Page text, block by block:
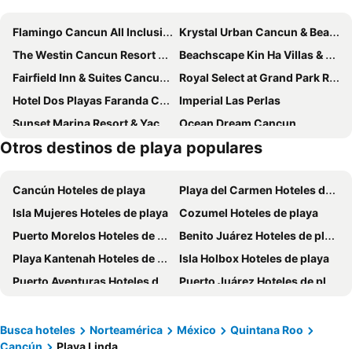
Flamingo Cancun All Inclusive
Krystal Urban Cancun & Beach Club
The Westin Cancun Resort Villas & Spa
Beachscape Kin Ha Villas & Suites
Fairfield Inn & Suites Cancun Downtown
Royal Select at Grand Park Royal Cancún - All Inclusive - Adults Only
Hotel Dos Playas Faranda Cancún
Imperial Las Perlas
Sunset Marina Resort & Yacht Club
Ocean Dream Cancun
Meliá Casa Maya Cancún
City Express by Marriott Cancun
Wyndham Grand Cancun All Inclusive Resort & Villas
Ocean View Cancun Arenas
Aloft by Marriott Cancun
Devossion By Live Aqua Celebration Resort & Spa Isla Mujeres
Hotel Imperial Laguna Faranda Cancún
Ixchel Beach Hotel
Temptation Cancun Resort - All Inclusive - Adults Only
Aquamarina Beach Hotel
Hotel y Museo Casa Turquesa
Four Points by Sheraton Cancun Centro
Residence Inn by Marriott Cancun Hotel Zone
Sotavento Hotel & Yacht Club
Otros destinos de playa populares
Cancún Hoteles de playa
Playa del Carmen Hoteles de playa
Isla Mujeres Hoteles de playa
Cozumel Hoteles de playa
Puerto Morelos Hoteles de playa
Benito Juárez Hoteles de playa
Playa Kantenah Hoteles de playa
Isla Holbox Hoteles de playa
Puerto Aventuras Hoteles de playa
Puerto Juárez Hoteles de playa
Busca hoteles
Norteamérica México
Quintana Roo